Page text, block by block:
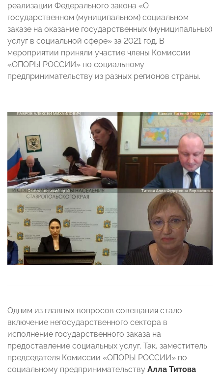
реализации Федерального закона «О
государственном (муниципальном) социальном
заказе на оказание государственных (муниципальных)
услуг в социальной сфере» за 2021 год. В
мероприятии приняли участие члены Комиссии
«ОПОРЫ РОССИИ» по социальному
предпринимательству из разных регионов страны.
Одним из главных вопросов совещания стало
включение негосударственного сектора в
исполнение государственного заказа на
предоставление социальных услуг. Так, заместитель
председателя Комиссии «ОПОРЫ РОССИИ» по
социальному предпринимательству Алла Титова